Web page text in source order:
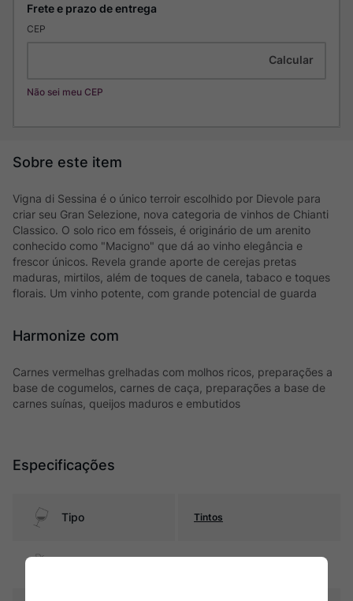
CEP
Não sei meu CEP
Vigna di Sessina é o único terroir escolhido por Dievole para
criar seu Gran Selezione, nova categoria de vinhos de Chianti
Classico. O solo rico em fósseis, é originário de um arenito
conhecido como "Macigno" que dá ao vinho elegância e
frescor únicos. Revela grande aporte de cerejas pretas
maduras, mirtilos, além de toques de canela, tabaco e toques
florais. Um vinho potente, com grande potencial de guarda
Harmonize com
Carnes vermelhas grelhadas com molhos ricos, preparações a
base de cogumelos, carnes de caça, preparações a base de
carnes suínas, queijos maduros e embutidos
Especificações
Tipo Tintos